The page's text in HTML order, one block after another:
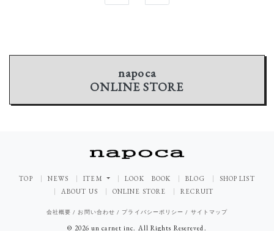
napoca
ONLINE STORE
TOP NEWS ITEM LOOK BOOK BLOG
SHOP LIST
ABOUT US
ONLINE STORE RECRUIT
会社概要 /お問い合わせ / プライバシーポリシー / サイトマップ
© 2026 un carnet inc. All Rights Resereved.